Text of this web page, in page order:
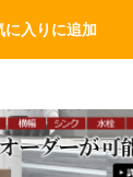
に入りに追加